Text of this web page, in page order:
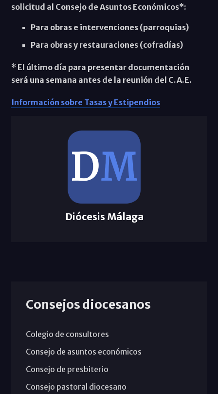
solicitud al Consejo de Asuntos Económicos*:
Para obras e intervenciones (parroquias)
Para obras y restauraciones (cofradías)
* El último día para presentar documentación
será una semana antes de la reunión del C.A.E.
Información sobre Tasas y Estipendios
Diócesis Málaga
Consejos diocesanos
Colegio de consultores
Consejo de asuntos económicos
Consejo de presbiterio
Consejo pastoral diocesano